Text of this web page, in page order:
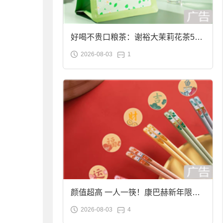
好喝不贵口粮茶：谢裕大茉莉花茶50g
袋装9.9元到手
2026-08-03 1
颜值超高 一人一筷！康巴赫新年限定
合金筷子大促：19.9元
2026-08-03 4